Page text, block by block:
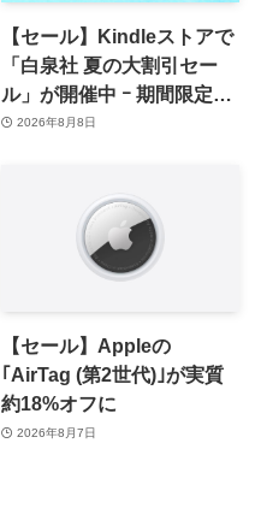
【セール】Kindleストアで
「白泉社 夏の大割引セー
ル」が開催中 ｰ 期間限定
70％オフや全巻50％オフな
2026年8月8日
【セール】Appleの
｢AirTag (第2世代)｣が実質
約18%オフに
2026年8月7日